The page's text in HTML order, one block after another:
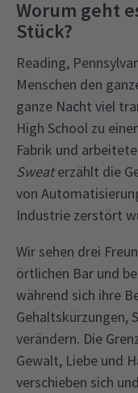
Worum geht
Stück?
Reading,
Menschen den
ganze Nacht viel
High School zu
Fabrik und
Sweaterzählt die
von
Industrie zerstört
Wir sehen drei
örtlichen Bar und
während sich ihre
Gehaltskürzungen,
verändern. Die
Gewalt, Liebe und
verschieben sich